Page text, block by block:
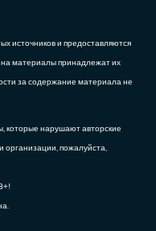
источников и предоставляются
материалы принадлежат их
за содержание материала не
нарушают авторские
пожалуйста,